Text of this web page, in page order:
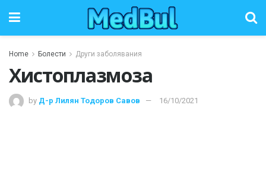
Home Болести Други заболявания
Хистоплазмоза
by Д-р Лилян Тодоров Савов 16/10/2021